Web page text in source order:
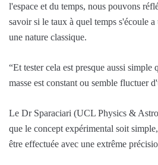
l'espace et du temps, nous pouvons
savoir si le taux à quel temps s'écoule
une nature classique.
“Et tester cela est presque aussi simple
masse est constant ou semble fluctuer
Le Dr Sparaciari (UCL Physics &
que le concept expérimental soit
être effectuée avec une extrême